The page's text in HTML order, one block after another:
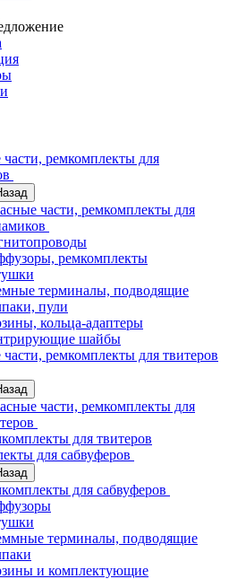
части, ремкомплекты для
части, ремкомплекты для
ремкомплекты
терминалы, подводящие
пули
кольца-адаптеры
шайбы
ремкомплекты для твитеров
части, ремкомплекты для
для твитеров
для сабвуферов
для сабвуферов
терминалы, подводящие
и комплектующие